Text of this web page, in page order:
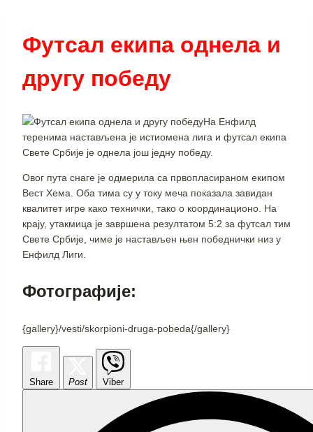
Футсал екипа однела и
другу победу
На Енфилд
теренима настављена је истиомена лига и футсал екипа
Свете Србије је однела још једну победу.
Овог пута снаге је одмерила са првопласираном екипом
Вест Хема. Оба тима су у току меча показала завидан
квалитет игре како технички, тако о координационо. На
крају, утакмица је завршена резултатом 5:2 за футсал тим
Свете Србије, чиме је настављен њен победнички низ у
Енфилд Лиги.
Фотографије:
{gallery}/vesti/skorpioni-druga-pobeda{/gallery}
Share Post Viber